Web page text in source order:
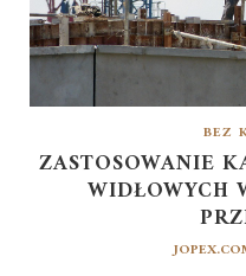
BEZ
ZASTOSOWANIE
WIDŁOWYCH